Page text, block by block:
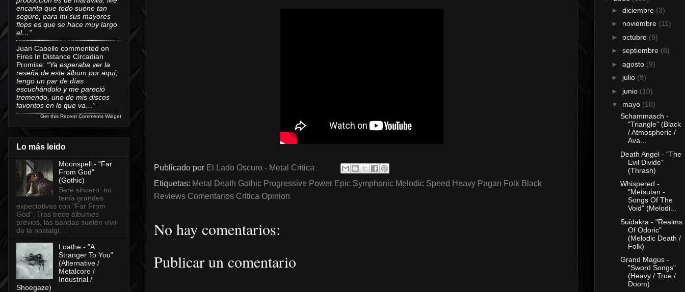
Publicado por El Lado Oscuro - Metal Critica
Etiquetas: Metal Death Gothic Progressive Power Epic Symphonic Melodic Speed Heavy Pagan Folk Black
Reviews Comentarios Critica Opinion
No hay comentarios:
Publicar un comentario
encanta que todo suene tan
seguro, para mi sus mayores
flops es que se hace muy largo
el…”
Juan Cabello commented on
Fires In Distance Circadian
Promise: “Ya esperaba ver la
reseña de este álbum por aquí,
tengo un par de días
escuchándolo y me pareció
tremendo, uno de mis discos
favoritos en lo que va…”
Get this Recent Comments Widget
Lo más leido
Moonspell - "Far
From God"
(Gothic)
Seré sincero: no
tenía grandes
expectativas con "Far From
God". Tras trece álbumes
previos, las bandas suelen vivir
de la nostalgi...
Loathe - "A
Stranger To You"
(Alternative /
Metalcore /
Industrial /
Shoegaze)
► diciembre (3)
► noviembre (11)
► octubre (9)
► septiembre (8)
► agosto (9)
► julio (9)
► junio (10)
▼ mayo (10)
Schammasch -
"Triangle" (Black
/ Atmospheric /
Ava...
Death Angel - "The
Evil Divide"
(Thrash)
Whispered -
"Metsutan -
Songs Of The
Void" (Melodi...
Suidakra - "Realms
Of Odoric"
(Melodic Death /
Folk)
Grand Magus -
"Sword Songs"
(Heavy / True /
Doom)